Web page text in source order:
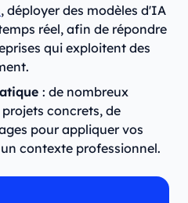
, déployer des modèles d'IA
réel, afin de répondre
qui exploitent des
: de nombreux
concrets, de
pour appliquer vos
contexte professionnel.